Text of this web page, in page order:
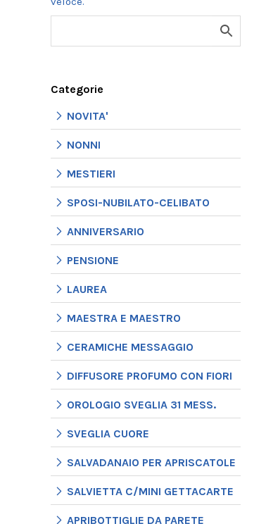
Categorie
NOVITA'
NONNI
MESTIERI
SPOSI-NUBILATO-CELIBATO
ANNIVERSARIO
PENSIONE
LAUREA
MAESTRA E MAESTRO
CERAMICHE MESSAGGIO
DIFFUSORE PROFUMO CON FIORI
OROLOGIO SVEGLIA 31 MESS.
SVEGLIA CUORE
SALVADANAIO PER APRISCATOLE
SALVIETTA C/MINI GETTACARTE
APRIBOTTIGLIE DA PARETE